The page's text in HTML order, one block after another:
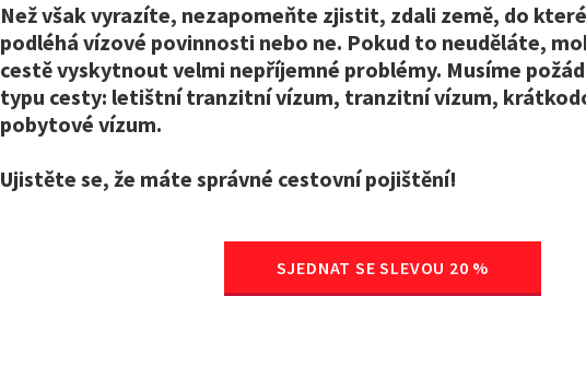
Než však vyrazíte, nezapomeňte zjistit, zdali země, do
podléhá vízové ​​povinnosti nebo ne. Pokud to neuděláte,
cestě vyskytnout velmi nepříjemné problémy. Musíme
typu cesty: letištní tranzitní vízum, tranzitní vízum,
pobytové vízum.
Ujistěte se, že máte správné cestovní pojištění!
SJEDNAT SE SLEVOU 20 %